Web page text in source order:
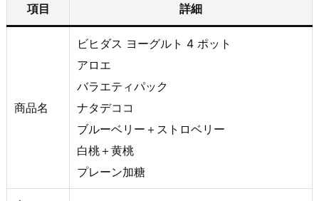
項目 詳細
商品名
ビヒダス ヨーグルト 4 ポット
アロエ
バラエティパック
ナタデココ
ブルーベリー＋ストロベリー
白桃＋黄桃
プレーン加糖